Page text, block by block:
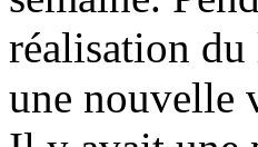
réalisation
une nouvelle